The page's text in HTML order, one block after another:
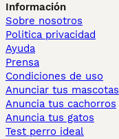
Información
Sobre nosotros
Politica privacidad
Ayuda
Prensa
Condiciones de uso
Anunciar tus mascotas
Anuncia tus cachorros
Anuncia tus gatos
Test perro ideal